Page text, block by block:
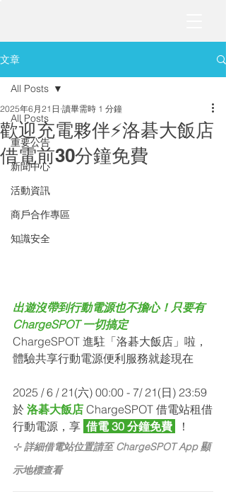
文章
All Posts
重要公告
新聞中心
活動資訊
商戶合作專區
知識安全
All Posts
歡迎充電夥伴⚡️洛碁大飯店
借電前30分鐘免費
2025年6月21日 讀畢需時 1 分鐘
出遊沒帶到行動電源也不擔心！只要有
ChargeSPOT 一切搞定
ChargeSPOT 進駐「洛碁大飯店」啦，
體驗共享行動電源便利服務就趁現在
2025 / 6 / 21(六) 00:00 - 7/ 21(日) 23:59
於 洛碁大飯店 ChargeSPOT 借電站租借
行動電源，享 借電 30 分鐘免費 ！
⊹ 詳細借電站位置請至 ChargeSPOT App 顯
示地標查看